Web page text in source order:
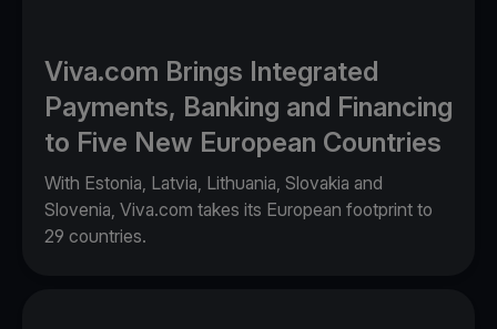
Viva.com Brings Integrated
Payments, Banking and Financing
to Five New European Countries
With Estonia, Latvia, Lithuania, Slovakia and
Slovenia, Viva.com takes its European footprint to
29 countries.